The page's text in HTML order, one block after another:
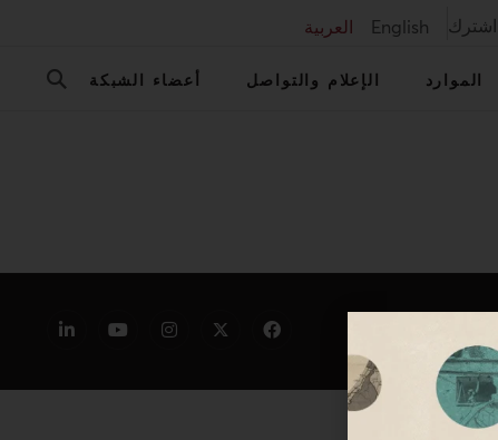
اشترك English العربية
الموارد الإعلام والتواصل أعضاء الشبكة